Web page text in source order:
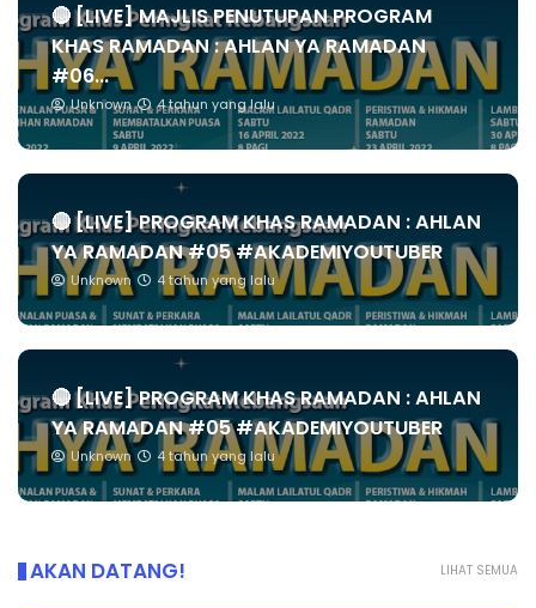
🔴 [LIVE] MAJLIS PENUTUPAN PROGRAM
KHAS RAMADAN : AHLAN YA RAMADAN
#06...
Unknown 4 tahun yang lalu
🔴 [LIVE] PROGRAM KHAS RAMADAN : AHLAN
YA RAMADAN #05 #AKADEMIYOUTUBER
Unknown 4 tahun yang lalu
🔴 [LIVE] PROGRAM KHAS RAMADAN : AHLAN
YA RAMADAN #05 #AKADEMIYOUTUBER
Unknown 4 tahun yang lalu
LIHAT SEMUA
AKAN DATANG!